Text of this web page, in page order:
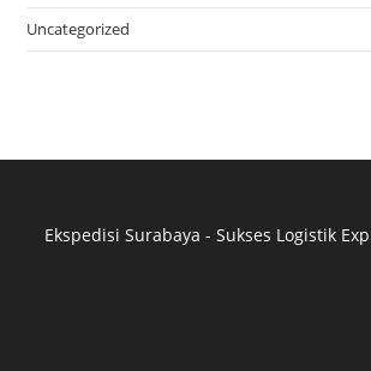
Uncategorized
Ekspedisi Surabaya - Sukses Logistik